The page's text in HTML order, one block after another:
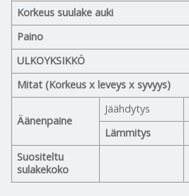
Korkeus suulake auki
Paino
ULKOYKSIKKÖ
Mitat (Korkeus x leveys x syvyys)
Äänenpaine
Jäähdytys
Lämmitys
Suositeltu
sulakekoko